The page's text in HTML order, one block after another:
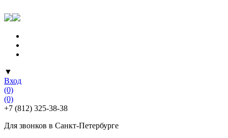
▼
Вход
(0)
(0)
+7 (812) 325-38-38
Для звонков в Санкт-Петербурге